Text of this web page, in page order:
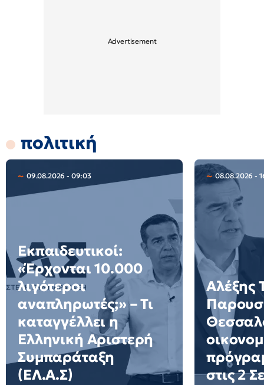
πολιτική
09.08.2026 - 09:03
Εκπαιδευτικοί:
«Έρχονται 10.000
λιγότεροι
αναπληρωτές;» – Τι
καταγγέλλει η
Ελληνική Αριστερή
Συμπαράταξη
(ΕΛ.Α.Σ)
08.08.2026 -
Αλέξης
στις 2